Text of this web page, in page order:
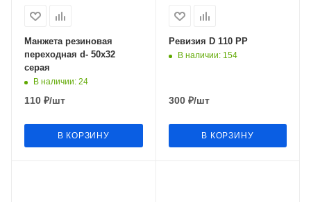
Манжета резиновая
переходная d- 50х32
серая
В наличии: 24
110 ₽/шт
В КОРЗИНУ
Ревизия D 110 РР
В наличии: 154
300₽/шт
В КОРЗИНУ